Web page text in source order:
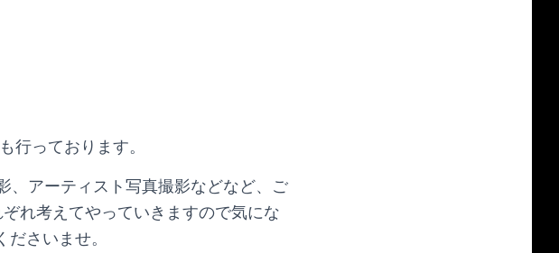
行っております。
、アーティスト写真撮影などなど、ご
れ考えてやっていきますので気にな
さいませ。